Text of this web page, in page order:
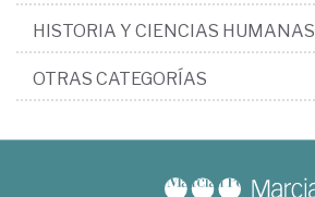
HISTORIA Y CIENCIAS HUMANAS
OTRAS CATEGORÍAS